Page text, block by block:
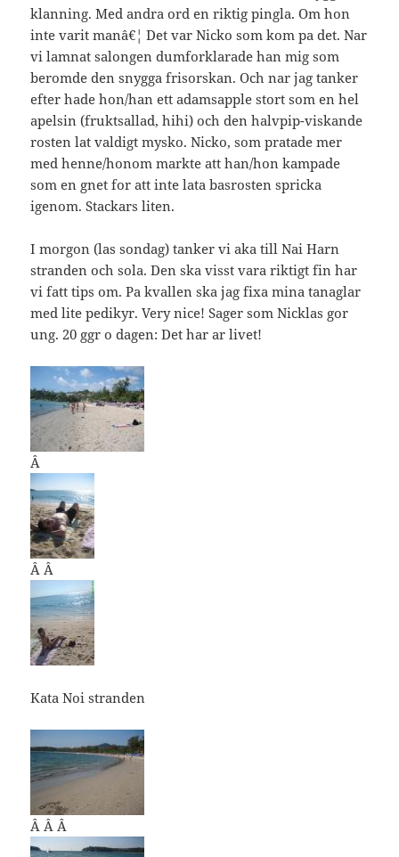
klanning. Med andra ord en riktig pingla. Om hon
inte varit manâ€¦ Det var Nicko som kom pa det. Nar
vi lamnat salongen dumforklarade han mig som
beromde den snygga frisorskan. Och nar jag tanker
efter hade hon/han ett adamsapple stort som en hel
apelsin (fruktsallad, hihi) och den halvpip-viskande
rosten lat valdigt mysko. Nicko, som pratade mer
med henne/honom markte att han/hon kampade
som en gnet for att inte lata basrosten spricka
igenom. Stackars liten.
I morgon (las sondag) tanker vi aka till Nai Harn
stranden och sola. Den ska visst vara riktigt fin har
vi fatt tips om. Pa kvallen ska jag fixa mina tanaglar
med lite pedikyr. Very nice! Sager som Nicklas gor
ung. 20 ggr o dagen: Det har ar livet!
Â
Â Â
Kata Noi stranden
Â Â Â